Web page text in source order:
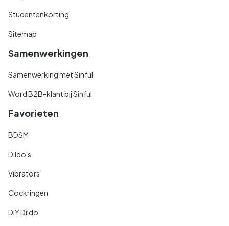
Studentenkorting
Sitemap
Samenwerkingen
Samenwerking met Sinful
Word B2B-klant bij Sinful
Favorieten
BDSM
Dildo's
Vibrators
Cockringen
DIY Dildo